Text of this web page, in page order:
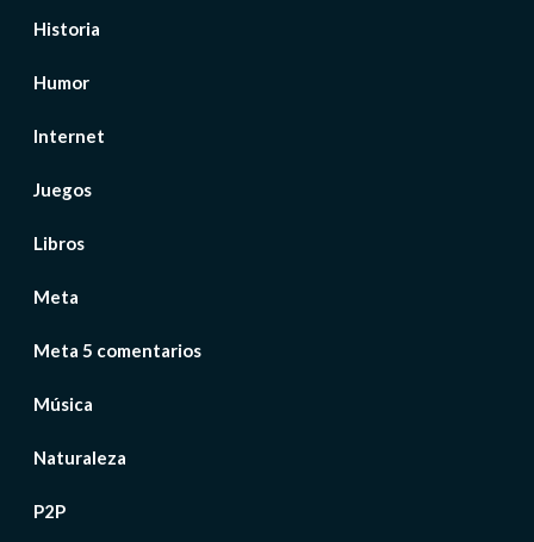
Historia
Humor
Internet
Juegos
Libros
Meta
Meta 5 comentarios
Música
Naturaleza
P2P